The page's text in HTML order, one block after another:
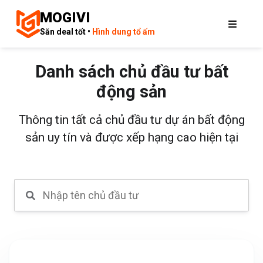
MOGIVI
Săn deal tốt • Hình dung tổ ấm
Danh sách chủ đầu tư bất
động sản
Thông tin tất cả chủ đầu tư dự án bất động
sản uy tín và được xếp hạng cao hiện tại